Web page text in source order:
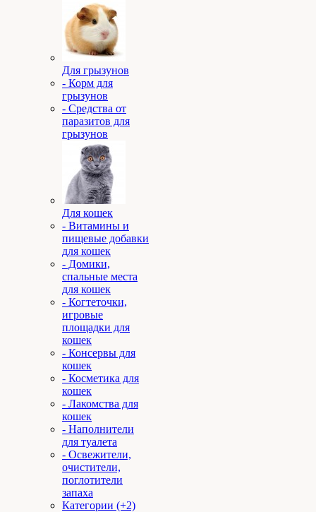
Для грызунов
- Корм для
грызунов
- Средства от
паразитов для
грызунов
Для кошек
- Витамины и
пищевые добавки
для кошек
- Домики,
спальные места
для кошек
- Когтеточки,
игровые
площадки для
кошек
- Консервы для
кошек
- Косметика для
кошек
- Лакомства для
кошек
- Наполнители
для туалета
- Освежители,
очистители,
поглотители
запаха
Категории (+2)